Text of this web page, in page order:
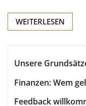
WEITERLESEN
Unsere
Finanzen: Wem
Feedback